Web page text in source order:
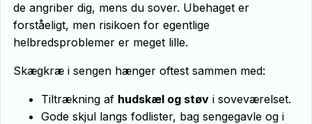
de angriber dig, mens du sover. Ubehaget er
forståeligt, men risikoen for egentlige
helbredsproblemer er meget lille.
Skægkræ i sengen hænger oftest sammen med:
Tiltrækning af hudskæl og støv i soveværelset.
Gode skjul langs fodlister, bag sengegavle og i